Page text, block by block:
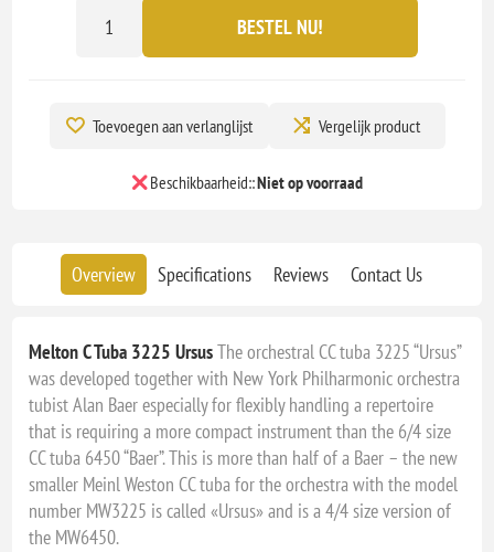
BESTEL NU!
Toevoegen aan verlanglijst Vergelijk product
Beschikbaarheid::Niet op voorraad
Overview Specifications Reviews Contact Us
Melton C Tuba 3225 UrsusThe orchestral CC tuba 3225 “Ursus”
was developed together with New York Philharmonic orchestra
tubist Alan Baer especially for flexibly handling a repertoire
that is requiring a more compact instrument than the 6/4 size
CC tuba 6450 “Baer”. This is more than half of a Baer – the new
smaller Meinl Weston CC tuba for the orchestra with the model
number MW3225 is called «Ursus» and is a 4/4 size version of
the MW6450.